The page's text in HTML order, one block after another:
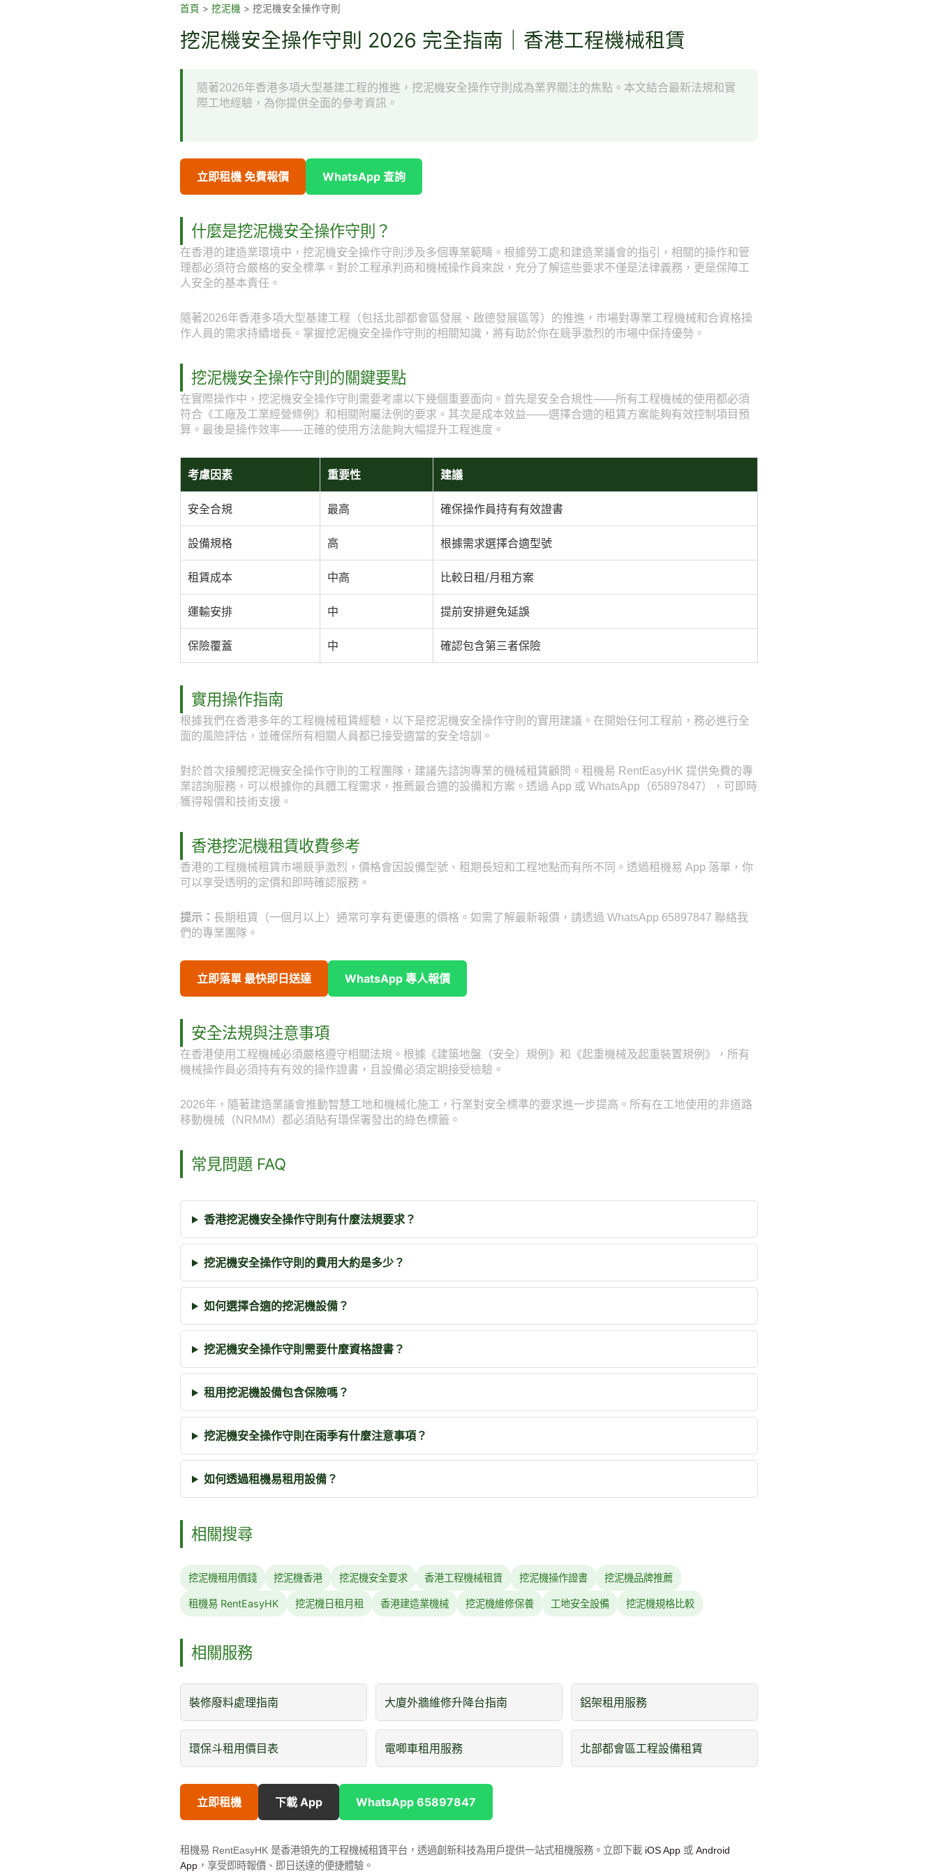
首頁 > 挖泥機 > 挖泥機安全操作守則
挖泥機安全操作守則 2026 完全指南｜香港工程機械租賃
隨著2026年香港多項大型基建工程的推進，挖泥機安全操作守則成為業界關注的焦點。本文結合最新法規和實
際工地經驗，為你提供全面的參考資訊。
立即租機 免費報價 WhatsApp 查詢
什麼是挖泥機安全操作守則？
在香港的建造業環境中，挖泥機安全操作守則涉及多個專業範疇。根據勞工處和建造業議會的指引，相關的操作和管
理都必須符合嚴格的安全標準。對於工程承判商和機械操作員來說，充分了解這些要求不僅是法律義務，更是保障工
人安全的基本責任。
隨著2026年香港多項大型基建工程（包括北部都會區發展、啟德發展區等）的推進，市場對專業工程機械和合資格操
作人員的需求持續增長。掌握挖泥機安全操作守則的相關知識，將有助於你在競爭激烈的市場中保持優勢。
挖泥機安全操作守則的關鍵要點
在實際操作中，挖泥機安全操作守則需要考慮以下幾個重要面向。首先是安全合規性——所有工程機械的使用都必須
符合《工廠及工業經營條例》和相關附屬法例的要求。其次是成本效益——選擇合適的租賃方案能夠有效控制項目預
算。最後是操作效率——正確的使用方法能夠大幅提升工程進度。
考慮因素 重要性 建議
安全合規 最高 確保操作員持有有效證書
設備規格 高 根據需求選擇合適型號
租賃成本 中高 比較日租/月租方案
運輸安排 中 提前安排避免延誤
保險覆蓋 中 確認包含第三者保險
實用操作指南
根據我們在香港多年的工程機械租賃經驗，以下是挖泥機安全操作守則的實用建議。在開始任何工程前，務必進行全
面的風險評估，並確保所有相關人員都已接受適當的安全培訓。
對於首次接觸挖泥機安全操作守則的工程團隊，建議先諮詢專業的機械租賃顧問。租機易 RentEasyHK 提供免費的專
業諮詢服務，可以根據你的具體工程需求，推薦最合適的設備和方案。透過 App 或 WhatsApp（65897847），可即時
獲得報價和技術支援。
香港挖泥機租賃收費參考
香港的工程機械租賃市場競爭激烈，價格會因設備型號、租期長短和工程地點而有所不同。透過租機易 App 落單，你
可以享受透明的定價和即時確認服務。
提示： 長期租賃（一個月以上）通常可享有更優惠的價格。如需了解最新報價，請透過 WhatsApp 65897847 聯絡我
們的專業團隊。
立即落單 最快即日送達 WhatsApp 專人報價
安全法規與注意事項
在香港使用工程機械必須嚴格遵守相關法規。根據《建築地盤（安全）規例》和《起重機械及起重裝置規例》，所有
機械操作員必須持有有效的操作證書，且設備必須定期接受檢驗。
2026年，隨著建造業議會推動智慧工地和機械化施工，行業對安全標準的要求進一步提高。所有在工地使用的非道路
移動機械（NRMM）都必須貼有環保署發出的綠色標籤。
常見問題 FAQ
香港挖泥機安全操作守則有什麼法規要求？
挖泥機安全操作守則的費用大約是多少？
如何選擇合適的挖泥機設備？
挖泥機安全操作守則需要什麼資格證書？
租用挖泥機設備包含保險嗎？
挖泥機安全操作守則在雨季有什麼注意事項？
如何透過租機易租用設備？
相關搜尋
挖泥機租用價錢 挖泥機香港 挖泥機安全要求 香港工程機械租賃 挖泥機操作證書 挖泥機品牌推薦
租機易 RentEasyHK 挖泥機日租月租 香港建造業機械 挖泥機維修保養 工地安全設備 挖泥機規格比較
相關服務
裝修廢料處理指南 大廈外牆維修升降台指南 鋁架租用服務
環保斗租用價目表 電唧車租用服務 北部都會區工程設備租賃
立即租機 下載 App WhatsApp 65897847
租機易 RentEasyHK 是香港領先的工程機械租賃平台，透過創新科技為用戶提供一站式租機服務。立即下載 iOS App 或 Android
App ，享受即時報價、即日送達的便捷體驗。